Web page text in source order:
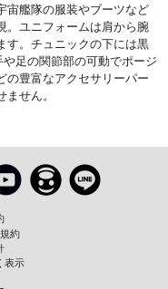
宙艦隊の服装やブーツなど
。ユニフォームは肩から腕
す。チュニックの下には黒
足の関節部の可動でポージ
の豊富なアクセサリーパー
せん。
約
表示